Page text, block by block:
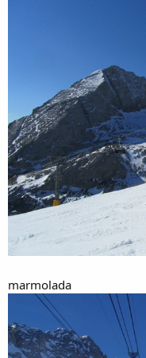
marmolada